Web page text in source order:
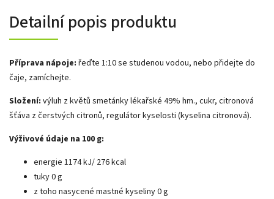
Detailní popis produktu
Příprava nápoje: řeďte 1:10 se studenou vodou, nebo přidejte do
čaje, zamíchejte.
Složení: výluh z květů smetánky lékařské 49% hm., cukr, citronová
šťáva z čerstvých citronů, regulátor kyselosti (kyselina citronová).
Výživové údaje na 100 g:
energie 1174 kJ/ 276 kcal
tuky 0 g
z toho nasycené mastné kyseliny 0 g